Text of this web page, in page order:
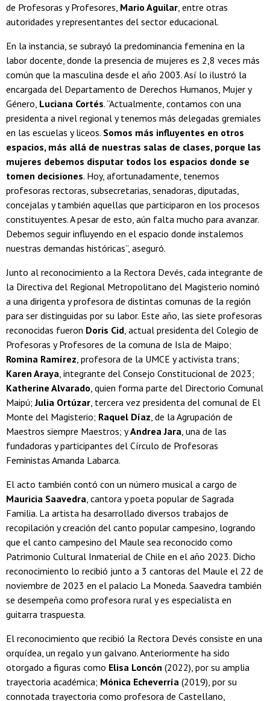
de Profesoras y Profesores, Mario Aguilar, entre otras
autoridades y representantes del sector educacional.
En la instancia, se subrayó la predominancia femenina en la
labor docente, donde la presencia de mujeres es 2,8 veces más
común que la masculina desde el año 2003. Así lo ilustró la
encargada del Departamento de Derechos Humanos, Mujer y
Género, Luciana Cortés. “Actualmente, contamos con una
presidenta a nivel regional y tenemos más delegadas gremiales
en las escuelas y liceos. Somos más influyentes en otros
espacios, más allá de nuestras salas de clases, porque las
mujeres debemos disputar todos los espacios donde se
tomen decisiones. Hoy, afortunadamente, tenemos
profesoras rectoras, subsecretarias, senadoras, diputadas,
concejalas y también aquellas que participaron en los procesos
constituyentes. A pesar de esto, aún falta mucho para avanzar.
Debemos seguir influyendo en el espacio donde instalemos
nuestras demandas históricas”, aseguró.
Junto al reconocimiento a la Rectora Devés, cada integrante de
la Directiva del Regional Metropolitano del Magisterio nominó
a una dirigenta y profesora de distintas comunas de la región
para ser distinguidas por su labor. Este año, las siete profesoras
reconocidas fueron Doris Cid, actual presidenta del Colegio de
Profesoras y Profesores de la comuna de Isla de Maipo;
Romina Ramírez, profesora de la UMCE y activista trans;
Karen Araya, integrante del Consejo Constitucional de 2023;
Katherine Alvarado, quien forma parte del Directorio Comunal
Maipú;Julia Ortúzar, tercera vez presidenta del comunal de El
Monte del Magisterio; Raquel Díaz, de la Agrupación de
Maestros siempre Maestros; yAndrea Jara, una de las
fundadoras y participantes del Círculo de Profesoras
Feministas Amanda Labarca.
El acto también contó con un número musical a cargo de
Mauricia Saavedra, cantora y poeta popular de Sagrada
Familia. La artista ha desarrollado diversos trabajos de
recopilación y creación del canto popular campesino, logrando
que el canto campesino del Maule sea reconocido como
Patrimonio Cultural Inmaterial de Chile en el año 2023. Dicho
reconocimiento lo recibió junto a 3 cantoras del Maule el 22 de
noviembre de 2023 en el palacio La Moneda. Saavedra también
se desempeña como profesora rural y es especialista en
guitarra traspuesta.
El reconocimiento que recibió la Rectora Devés consiste en una
orquídea, un regalo y un galvano. Anteriormente ha sido
otorgado a figuras como Elisa Loncón (2022), por su amplia
trayectoria académica; Mónica Echeverría (2019), por su
connotada trayectoria como profesora de Castellano,